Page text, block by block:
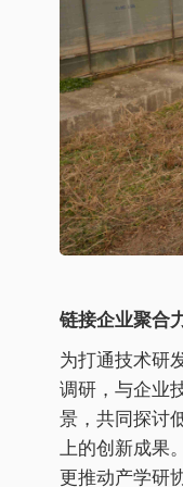
链接企业聚合
为打通技术研
调研，与企业
景，共同探讨
上的创新成
更推动产学研